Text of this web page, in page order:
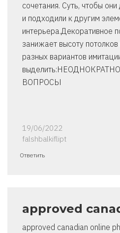
сочетания. Суть, чтобы
и подходили к другим
интерьера.Декоративное
занижает высоту
разных вариантов
ВОПРОСЫ
19/06/2022
falshbalkiflipt
Ответить
approved
approved canadian online